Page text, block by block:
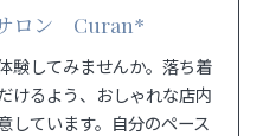
ロン Curan*
験してみませんか。落ち着
けるよう、おしゃれな店内
しています。自分のペース